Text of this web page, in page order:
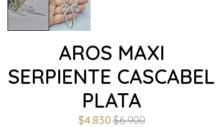
AROS MAXI
SERPIENTE CASCABEL
PLATA
$4.830$6.900